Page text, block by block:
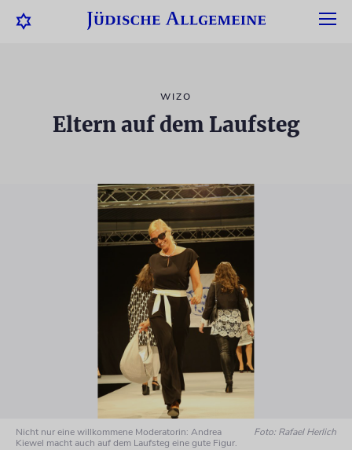
WIZO
Eltern auf dem Laufsteg
Nicht nur eine willkommene Moderatorin: Andrea
Kiewel macht auch auf dem Laufsteg eine gute Figur.
Foto: Rafael Herlich